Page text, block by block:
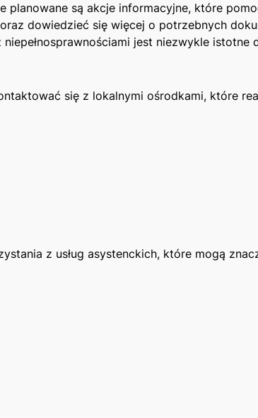
planowane ‍są akcje informacyjne, które
dowiedzieć się więcej ⁣o potrzebnych
jest niezwykle⁢
się z lokalnymi ośrodkami, które
z usług ‌asystenckich, które mogą​